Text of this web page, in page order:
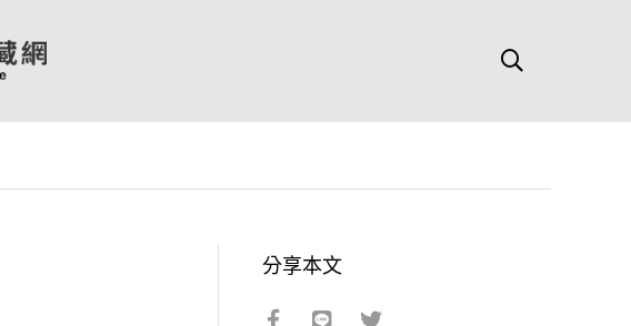
分享本文